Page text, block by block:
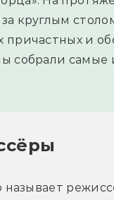
круглым
причастных и
собрали самые